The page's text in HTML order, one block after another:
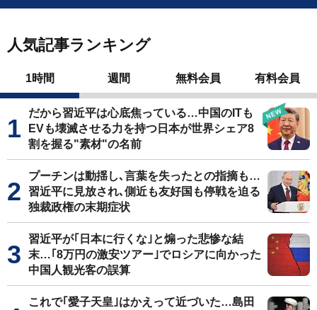
人気記事ランキング
1時間 週間 無料会員 有料会員
だから習近平は心底焦っている…中国のITも
EVも壊滅させる力を持つ日本が世界シェア8
割を握る"素材"の名前
プーチンは動揺し､言葉を失ったとの指摘も…
習近平に見放され､側近も友好国も停戦を迫る
独裁政権の末期症状
習近平が｢日本に行くな｣と煽った悲惨な結
末…｢8万円の激安ツアー｣でロシアに向かった
中国人観光客の誤算
これで｢愛子天皇｣はかえって近づいた…島田